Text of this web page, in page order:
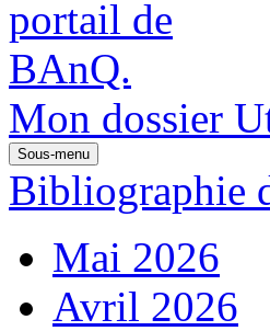
Mon dossier
Sous-menu
Bibliographie
Mai 2026
Avril 2026